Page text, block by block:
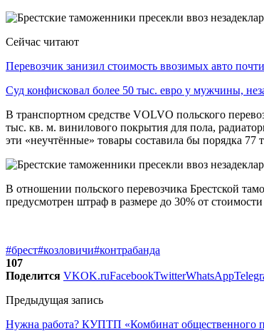
Сейчас читают
Перевозчик занизил стоимость ввозимых авто
Суд конфисковал более 50 тыс. евро у мужчины,
В транспортном средстве VOLVO польского
тыс. кв. м. винилового покрытия для пола,
эти «неучтённые» товары составила бы порядка 77
В отношении польского перевозчика Брестской
предусмотрен штраф в размере до 30% от
#брест#козловичи#контрабанда
107
Поделится VKOK.ruFacebookTwitterWhatsApp
Предыдущая запись
Нужна работа? КУПТП «Комбинат общественного